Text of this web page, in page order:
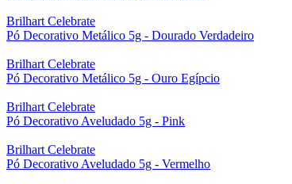
Brilhart Celebrate
Pó Decorativo Metálico 5g - Dourado Verdadeiro
Brilhart Celebrate
Pó Decorativo Metálico 5g - Ouro Egípcio
Brilhart Celebrate
Pó Decorativo Aveludado 5g - Pink
Brilhart Celebrate
Pó Decorativo Aveludado 5g - Vermelho